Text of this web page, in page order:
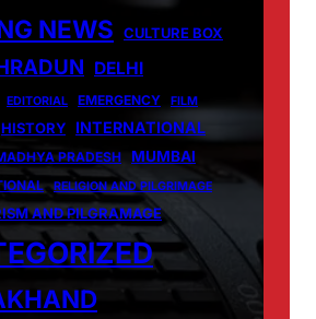
NEWS CULTURE BOX
DELHI
EDITORIAL EMERGENCY FILM
HISTORY INTERNATIONAL
PRADESH MUMBAI
RELIGION AND PILGRIMAGE
AND PILGRAMAGE